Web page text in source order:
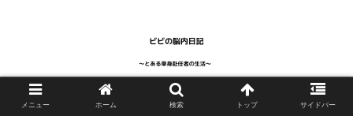
Copyright © 2023 ビビの部屋 All Rights Reserved.
メニュー ホーム 検索 トップ サイドバー